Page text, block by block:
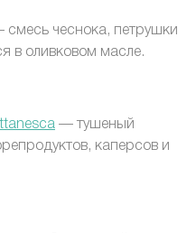
смесь чеснока, петрушки
в оливковом масле.
— тушеный
каперсов и